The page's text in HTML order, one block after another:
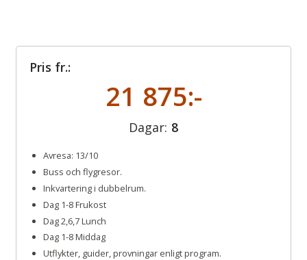
Manarola, Cinque Terre
Pris fr.:
21 875:-
Dagar: 8
Avresa: 13/10
Buss och flygresor.
Inkvartering i dubbelrum.
Dag 1-8 Frukost
Dag 2,6,7 Lunch
Dag 1-8 Middag
Utflykter, guider, provningar enligt program.